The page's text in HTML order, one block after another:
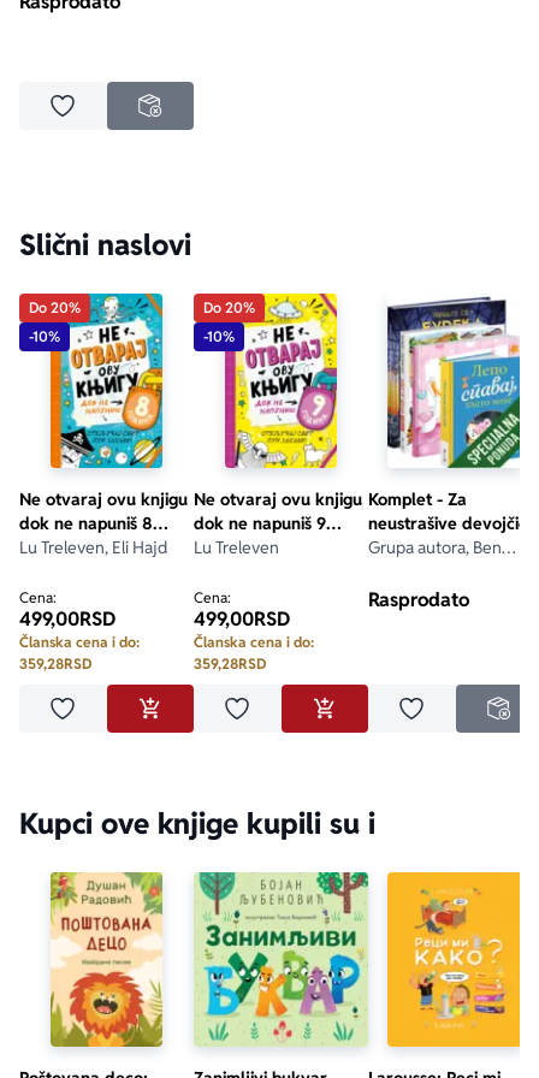
Dodaj u omiljeneNEDOSTUPNO
Slični naslovi
Do 20%
-10%
Ne otvaraj ovu knjigu
dok ne napuniš 8
godina
Lu Treleven, Eli Hajd
Cena:
499,00RSD
Članska cena i do:
359,28RSD
Dodaj u omiljeneDODAJ U KORPU
Do 20%
-10%
Ne otvaraj ovu knjigu
dok ne napuniš 9
godina
Lu Treleven
Cena:
499,00RSD
Članska cena i do:
359,28RSD
Dodaj u omiljeneDODAJ U KORPU
Komplet - Za
neustrašive devojčice
Grupa autora, Ben
Hokins, Tom Adams
Rasprodato
Dodaj u
Kupci ove knjige kupili su i